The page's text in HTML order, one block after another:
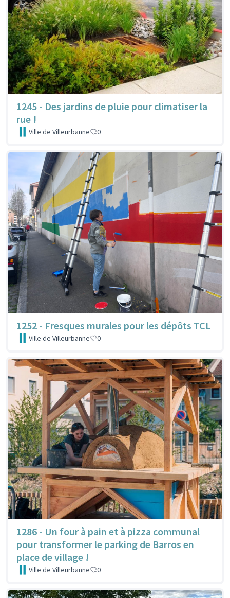
1245 - Des jardins de pluie pour climatiser la
rue !
Ville de Villeurbanne 0
1252 - Fresques murales pour les dépôts TCL
Ville de Villeurbanne 0
1286 - Un four à pain et à pizza communal
pour transformer le parking de Barros en
place de village !
Ville de Villeurbanne 0